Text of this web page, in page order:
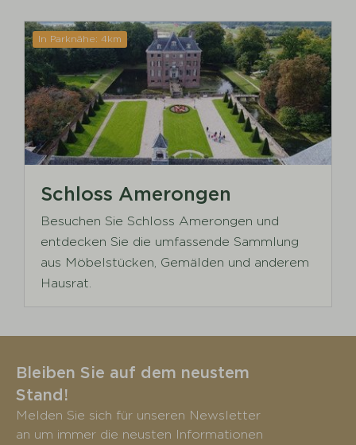
In Parknähe: 4km
Schloss Amerongen
Besuchen Sie Schloss Amerongen und
entdecken Sie die umfassende Sammlung
aus Möbelstücken, Gemälden und anderem
Hausrat.
Bleiben Sie auf dem neustem
Stand!
Melden Sie sich für unseren Newsletter
an um immer die neusten Informationen